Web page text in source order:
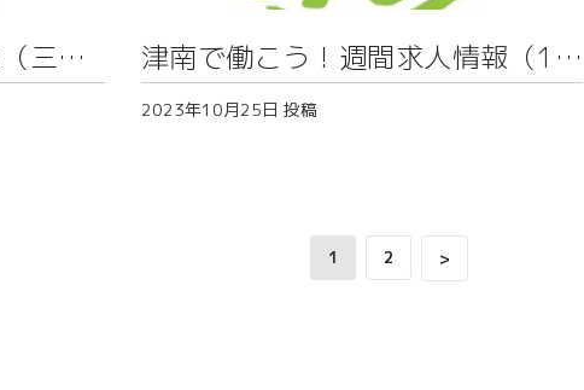
三箇
津南で働こう！週間求人情報（10
月20日号）
2023年10月25日 投稿
1 2 >